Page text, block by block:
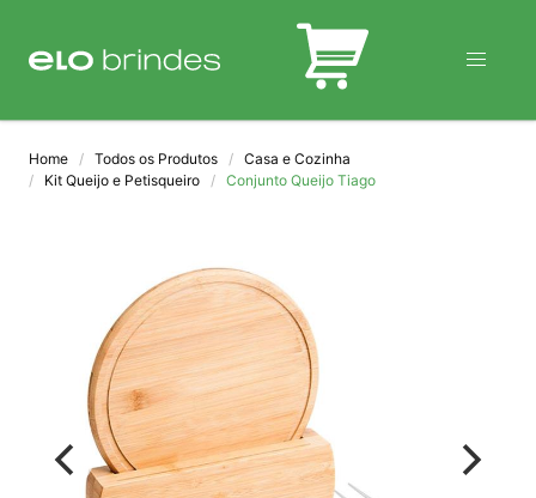
BLOG
Home Todos os Produtos
Casa e Cozinha
Kit Queijo e Petisqueiro
Conjunto Queijo Tiago